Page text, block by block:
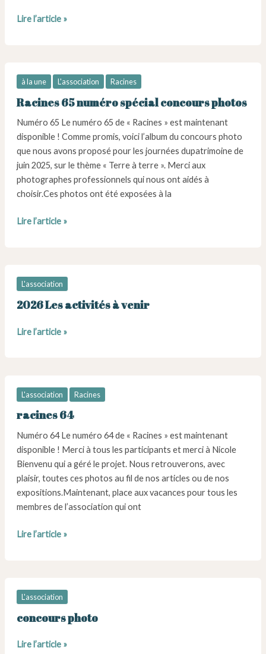
racines
Lire l’article »
à la une L'association Racines
Racines 65 numéro spécial concours photos
Numéro 65 Le numéro 65 de « Racines » est maintenant
disponible ! Comme promis, voici l’album du concours photo
que nous avons proposé pour les journées dupatrimoine de
juin 2025, sur le thème « Terre à terre ». Merci aux
photographes professionnels qui nous ont aidés à
choisir.Ces photos ont été exposées à la
Racines
concours
photos
Lire l’article »
L'association
2026 Les activités à venir
2026
venir
Lire l’article »
L'association Racines
racines 64
Numéro 64 Le numéro 64 de « Racines » est maintenant
disponible ! Merci à tous les participants et merci à Nicole
Bienvenu qui a géré le projet. Nous retrouverons, avec
plaisir, toutes ces photos au fil de nos articles ou de nos
expositions.Maintenant, place aux vacances pour tous les
membres de l’association qui ont
racines
Lire l’article »
L'association
concours photo
concours
Lire l’article »